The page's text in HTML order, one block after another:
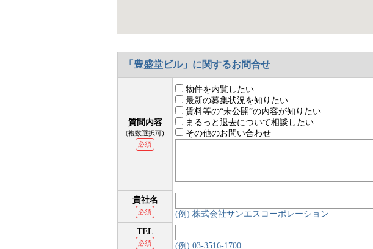
「豊盛堂ビル」に関するお問合せ
質問内容
(複数選択可)
必須
物件を内覧したい
最新の募集状況を知りたい
賃料等の“未公開”の内容が知りたい
まるっと退去について相談したい
その他のお問い合わせ
貴社名
必須 (例) 株式会社サンエスコーポレーション
TEL
必須 (例) 03-3516-1700